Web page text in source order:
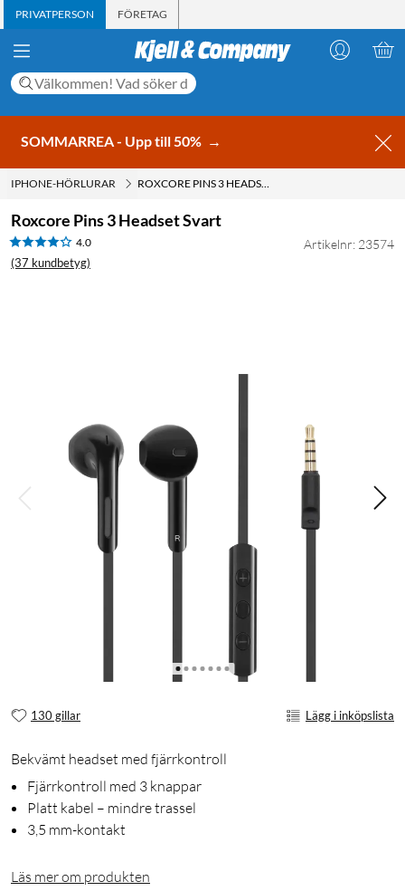
PRIVATPERSON FÖRETAG
SOMMARREA - Upp till 50% →
IPHONE-HÖRLURAR ROXCORE PINS 3 HEADSET SVART
Roxcore Pins 3 Headset Svart
4.0
(37 kundbetyg)
Artikelnr: 23574
130 gillar Lägg i inköpslista
Bekvämt headset med fjärrkontroll
Fjärrkontroll med 3 knappar
Platt kabel – mindre trassel
3,5 mm-kontakt
Läs mer om produkten